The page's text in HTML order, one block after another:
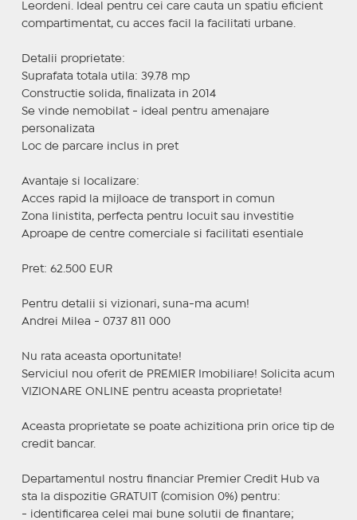
Leordeni. Ideal pentru cei care cauta un spatiu eficient
compartimentat, cu acces facil la facilitati urbane.
Detalii proprietate:
Suprafata totala utila: 39.78 mp
Constructie solida, finalizata in 2014
Se vinde nemobilat - ideal pentru amenajare
personalizata
Loc de parcare inclus in pret
Avantaje si localizare:
Acces rapid la mijloace de transport in comun
Zona linistita, perfecta pentru locuit sau investitie
Aproape de centre comerciale si facilitati esentiale
Pret: 62.500 EUR
Pentru detalii si vizionari, suna-ma acum!
Andrei Milea - 0737 811 000
Nu rata aceasta oportunitate!
Serviciul nou oferit de PREMIER Imobiliare! Solicita acum
VIZIONARE ONLINE pentru aceasta proprietate!
Aceasta proprietate se poate achizitiona prin orice tip de
credit bancar.
Departamentul nostru financiar Premier Credit Hub va
sta la dispozitie GRATUIT (comision 0%) pentru:
- identificarea celei mai bune solutii de finantare;